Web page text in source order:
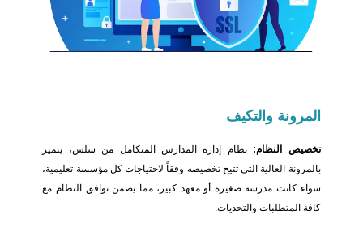
المرونة والتكيف
تخصيص النظام: نظام إدارة المدارس المتكامل من سلس، يتميز
بالمرونة العالية التي تتيح تخصيصه وفقاً لاحتياجات كل مؤسسة تعليمية،
سواء كانت مدرسة صغيرة أو معهد كبير، مما يضمن توافق النظام مع
كافة المتطلبات والتحديات.